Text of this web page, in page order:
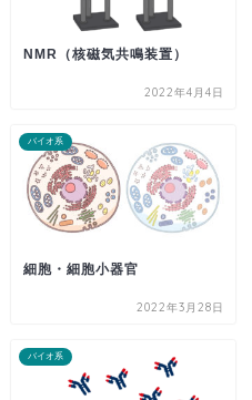
NMR（核磁気共鳴装置）
2022年4月4日
バイオ系
細胞・細胞小器官
2022年3月28日
バイオ系